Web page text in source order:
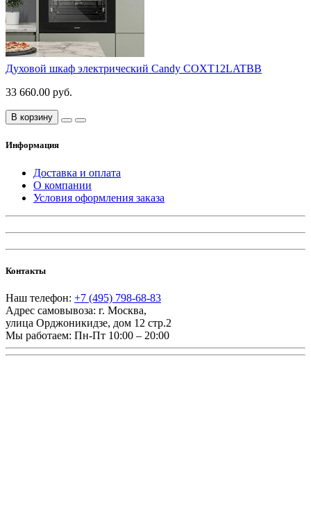
Духовой шкаф электрический Candy COXT12LATBB
33 660.00 руб.
В корзину
Информация
Доставка и оплата
О компании
Условия оформления заказа
Контакты
Наш телефон: +7 (495) 798-68-83
Адрес самовывоза: г. Москва,
улица Орджоникидзе, дом 12 стр.2
Мы работаем: Пн-Пт 10:00 – 20:00